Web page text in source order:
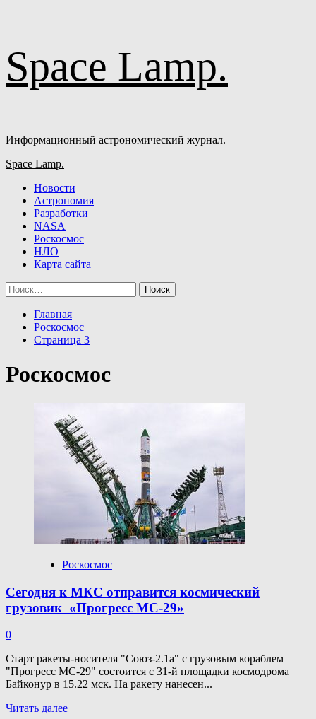
к
содержимому
Space Lamp.
Информационный астрономический журнал.
Основное
Space Lamp.
Новости
Астрономия
Разработки
NASA
Роскосмос
НЛО
Карта сайта
Найти:
Главная
Роскосмос
Страница 3
Роскосмос
Роскосмос
Сегодня к МКС отправится космический
грузовик «Прогресс МС-29»
0
Старт ракеты-носителя "Союз-2.1а" с грузовым кораблем
"Прогресс МС-29" состоится с 31-й площадки космодрома
Байконур в 15.22 мск. На ракету нанесен...
Читать далееПрочитать